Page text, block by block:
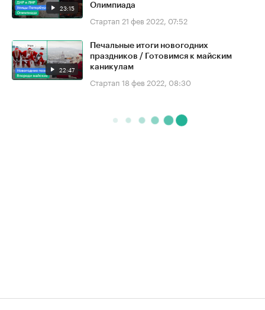
23:15
Олимпиада
Стартап 21 фев 2022, 07:52
22:47
Печальные итоги новогодних
праздников / Готовимся к майским
каникулам
Стартап 18 фев 2022, 08:30